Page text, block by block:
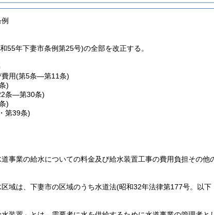
55年下妻市条例第25号)の全部を改正する。
用(第5条―第11条)
)
条―第30条)
)
第39条)
事業の給水についての料金及び給水装置工事の費用負担その
域は、下妻市の区域のうち水道法(昭和32年法律第177号。以下